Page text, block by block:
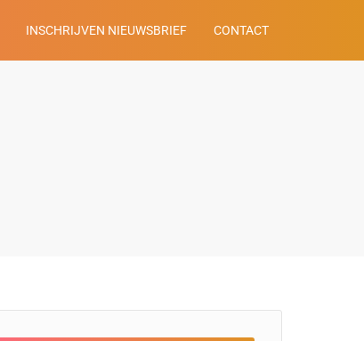
INSCHRIJVEN NIEUWSBRIEF CONTACT